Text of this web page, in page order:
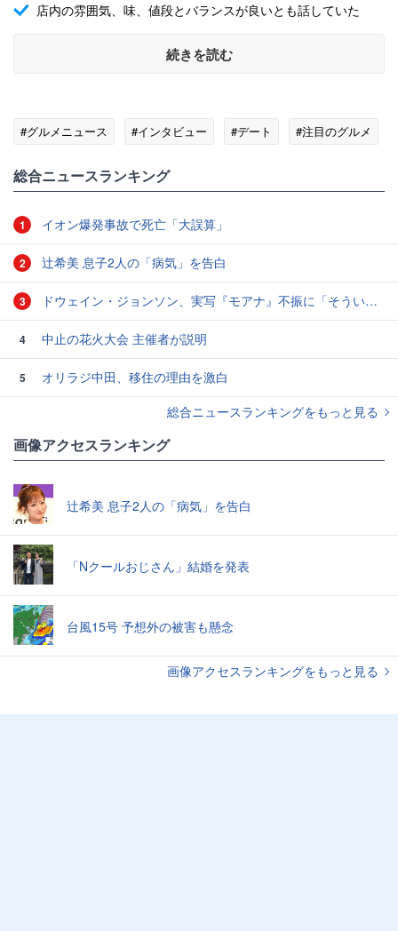
店内の雰囲気、味、値段とバランスが良いとも話していた
続きを読む
#グルメニュース #インタビュー #デート #注目のグルメ
総合ニュースランキング
1 イオン爆発事故で死亡「大誤算」
2 辻希美 息子2人の「病気」を告白
3 ドウェイン・ジョンソン、実写『モアナ』不振に「そういうこともある」と本音
4 中止の花火大会 主催者が説明
5
オリラジ中田、移住の理由を激白
総合ニュースランキングをもっと見る
画像アクセスランキング
辻希美 息子2人の「病気」を告白
「Nクールおじさん」結婚を発表
台風15号 予想外の被害も懸念
画像アクセスランキングをもっと見る